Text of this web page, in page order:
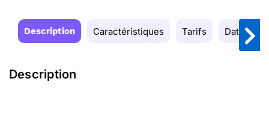
Description Caractéristiques Tarifs Date de
Description